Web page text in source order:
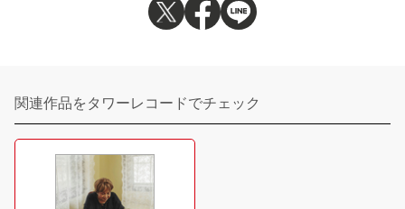
関連作品をタワーレコードでチェック